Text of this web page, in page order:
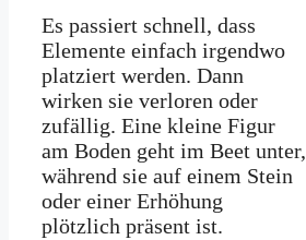
Es passiert schnell, dass
Elemente einfach irgendwo
platziert werden. Dann
wirken sie verloren oder
zufällig. Eine kleine Figur
am Boden geht im Beet unter,
während sie auf einem Stein
oder einer Erhöhung
plötzlich präsent ist.